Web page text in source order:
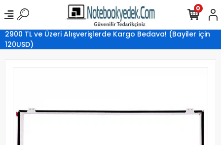
2900 TL ve Üzeri Alışverişlerde Kargo Bedava! (Bayiler için
120USD)
0